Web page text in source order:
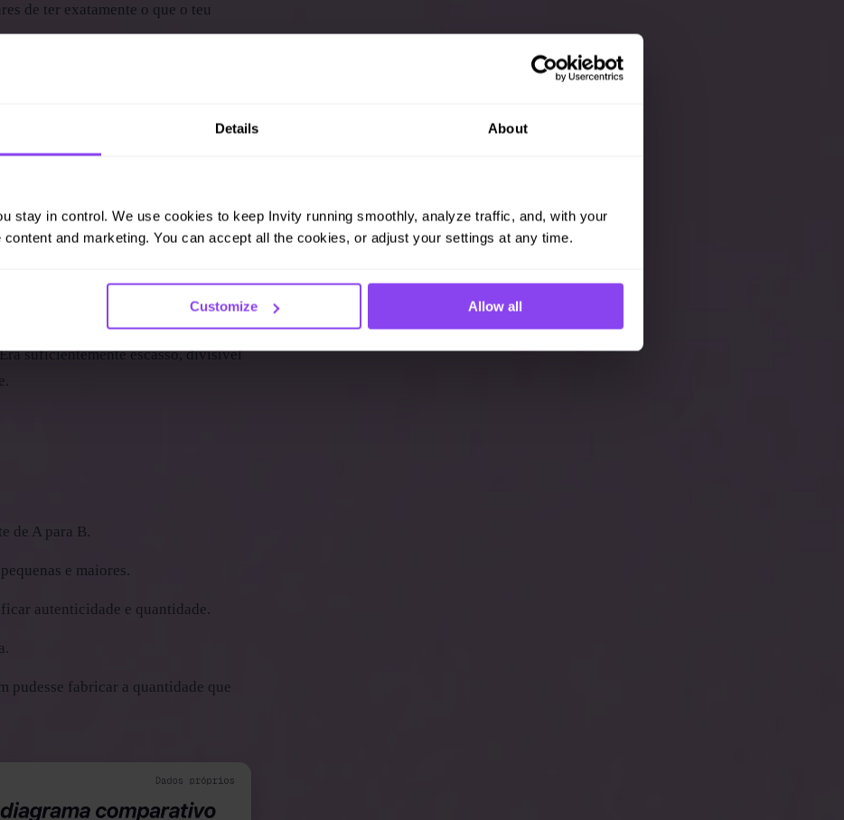
Details About
stay in control. We use cookies to keep Invity running smoothly, analyze traffic, and, with your
and marketing. You can accept all the cookies, or adjust your settings at any time.
Customize Allow all
de ter exatamente o que o teu
do trabalho de hoje para o
a qual comparamos o valor de
certas propriedades físicas e
durante cinco mil anos,
suficientemente escasso, divisível
de A para B.
e maiores.
autenticidade e quantidade.
pudesse fabricar a quantidade que